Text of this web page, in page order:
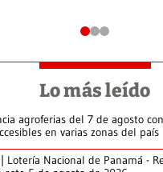
Lo más leído
agroferias del 7 de agosto
en varias zonas del país
| Lotería Nacional de Panamá -